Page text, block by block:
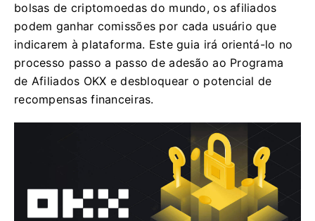
bolsas de criptomoedas do mundo, os afiliados
podem ganhar comissões por cada usuário que
indicarem à plataforma. Este guia irá orientá-lo no
processo passo a passo de adesão ao Programa
de Afiliados OKX e desbloquear o potencial de
recompensas financeiras.